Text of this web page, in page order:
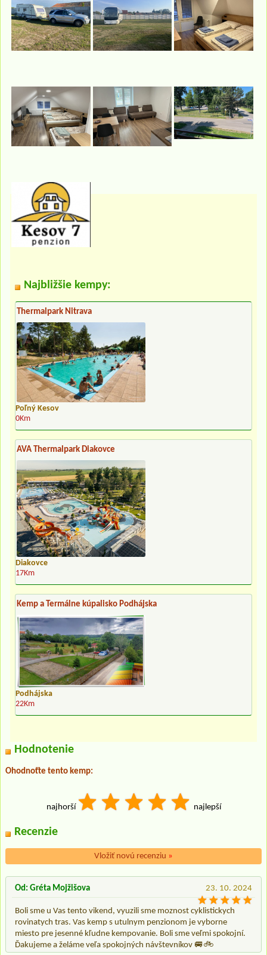
Najbližšie kempy:
Thermalpark Nitrava
Poľný Kesov
0Km
AVA Thermalpark Diakovce
Diakovce
17Km
Kemp a Termálne kúpalisko Podhájska
Podhájska
22Km
Hodnotenie
Ohodnoťte tento kemp:
najhorší najlepší
Recenzie
Vložiť novú recenziu »
23. 10. 2024
Od: Gréta Mojžišova
Boli sme u Vas tento vikend, vyuzili sme moznost cyklistickych
rovinatych tras. Vas kemp s utulnym penzionom je vyborne
miesto pre jesenné kľudne kempovanie. Boli sme veľmi spokojní.
Ďakujeme a želáme veľa spokojných návštevníkov 🚐🚲